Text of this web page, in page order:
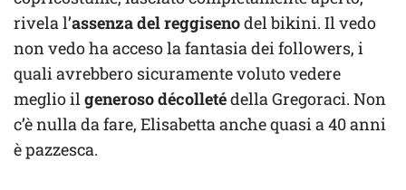
rivela l’assenza del reggisenodel bikini. Il vedo
non vedo ha acceso la fantasia dei followers, i
quali avrebbero sicuramente voluto vedere
meglio ilgeneroso décolletédella Gregoraci. Non
c’è nulla da fare, Elisabetta anche quasi a 40 anni
è pazzesca.